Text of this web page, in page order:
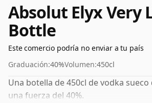
Absolut Elyx Very
Bottle
Este comercio podría no enviar a tu país
Graduación:40%Volumen:450cl
Una botella de 450cl de vodka
una fuerza del 40%.